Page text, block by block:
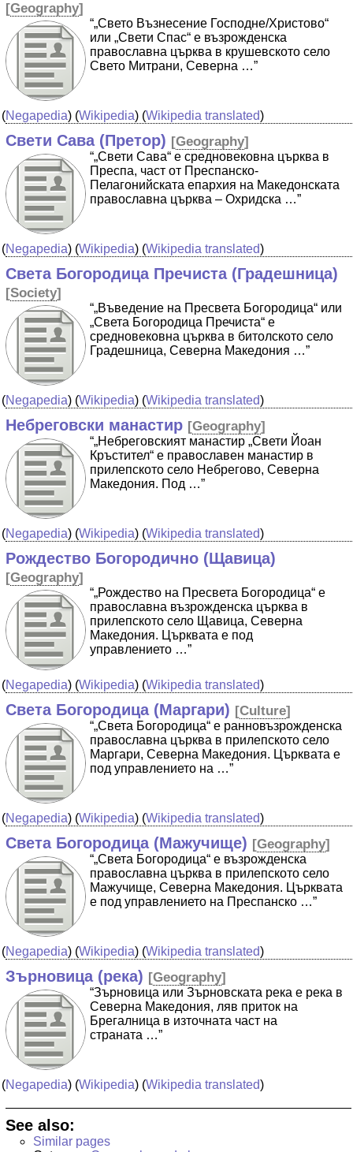
[Geography]
“„Свето Възнесение Господне/Христово“
или „Свети Спас“ е възрожденска
православна църква в крушевското село
Свето Митрани, Северна …”
(Negapedia) (Wikipedia) (Wikipedia translated)
Свети Сава (Претор) [Geography]
“„Свети Сава“ е средновековна църква в
Преспа, част от Преспанско-
Пелагонийската епархия на Македонската
православна църква – Охридска …”
(Negapedia) (Wikipedia) (Wikipedia translated)
Света Богородица Пречиста (Градешница)
[Society]
“„Въведение на Пресвета Богородица“ или
„Света Богородица Пречиста“ е
средновековна църква в битолското село
Градешница, Северна Македония …”
(Negapedia) (Wikipedia) (Wikipedia translated)
Небреговски манастир [Geography]
“„Небреговският манастир „Свети Йоан
Кръстител“ е православен манастир в
прилепското село Небрегово, Северна
Македония. Под …”
(Negapedia) (Wikipedia) (Wikipedia translated)
Рождество Богородично (Щавица)
[Geography]
“„Рождество на Пресвета Богородица“ е
православна възрожденска църква в
прилепското село Щавица, Северна
Македония. Църквата е под
управлението …”
(Negapedia) (Wikipedia) (Wikipedia translated)
Света Богородица (Маргари) [Culture]
“„Света Богородица“ е ранновъзрожденска
православна църква в прилепското село
Маргари, Северна Македония. Църквата е
под управлението на …”
(Negapedia) (Wikipedia) (Wikipedia translated)
Света Богородица (Мажучище) [Geography]
“„Света Богородица“ е възрожденска
православна църква в прилепското село
Мажучище, Северна Македония. Църквата
е под управлението на Преспанско …”
(Negapedia) (Wikipedia) (Wikipedia translated)
Зърновица (река) [Geography]
“Зърновица или Зърновската река е река в
Северна Македония, ляв приток на
Брегалница в източната част на
страната …”
(Negapedia) (Wikipedia) (Wikipedia translated)
See also:
Similar pages